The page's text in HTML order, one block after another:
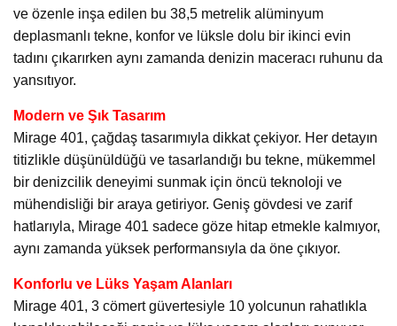
ve özenle inşa edilen bu 38,5 metrelik alüminyum
deplasmanlı tekne, konfor ve lüksle dolu bir ikinci evin
tadını çıkarırken aynı zamanda denizin maceracı ruhunu da
yansıtıyor.
Modern ve Şık Tasarım
Mirage 401, çağdaş tasarımıyla dikkat çekiyor. Her detayın
titizlikle düşünüldüğü ve tasarlandığı bu tekne, mükemmel
bir denizcilik deneyimi sunmak için öncü teknoloji ve
mühendisliği bir araya getiriyor. Geniş gövdesi ve zarif
hatlarıyla, Mirage 401 sadece göze hitap etmekle kalmıyor,
aynı zamanda yüksek performansıyla da öne çıkıyor.
Konforlu ve Lüks Yaşam Alanları
Mirage 401, 3 cömert güvertesiyle 10 yolcunun rahatlıkla